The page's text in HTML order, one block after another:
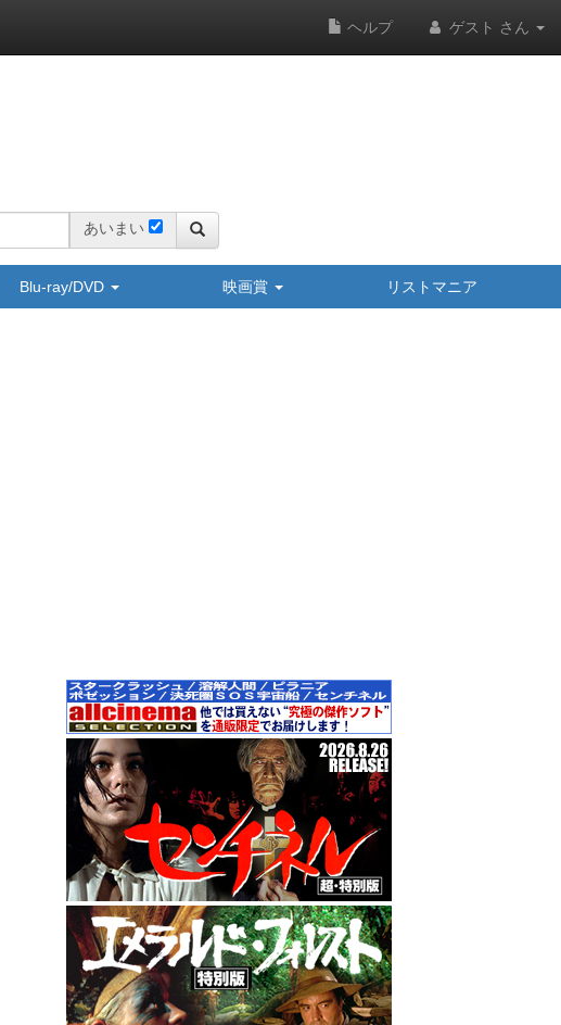
ヘルプ ゲスト さん
あいまい
Blu-ray/DVD 映画賞 リストマニア